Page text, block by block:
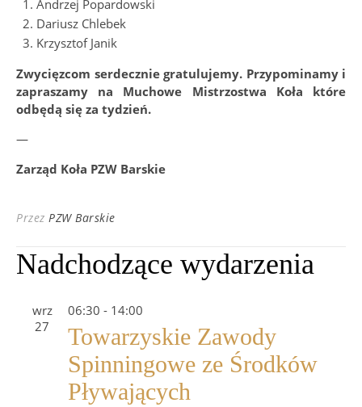
Andrzej Popardowski
Dariusz Chlebek
Krzysztof Janik
Zwycięzcom serdecznie gratulujemy. Przypominamy i
zapraszamy na Muchowe Mistrzostwa Koła które
odbędą się za tydzień.
—
Zarząd Koła PZW Barskie
Przez PZW Barskie
Nadchodzące wydarzenia
wrz
27
06:30 - 14:00
Towarzyskie Zawody
Spinningowe ze Środków
Pływających